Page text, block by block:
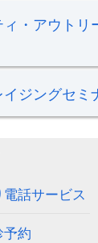
・アウトリ
ジングセミ
話サービス
約